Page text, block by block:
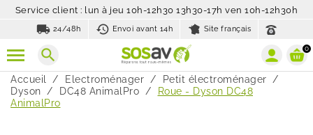
Service client : lun à jeu 10h-12h30 13h30-17h ven 10h-12h30h
local_shipping 24/48h history_toggle_off
Envoi avant 14h Site français
search 0
Accueil Electroménager
Petit électroménager
Dyson
DC48 AnimalPro
Roue - Dyson DC48
AnimalPro